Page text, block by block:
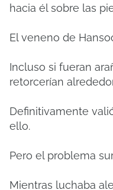
hacia él sobre las
El veneno de
Incluso si fueran
retorcerían
Definitivamente
ello.
Pero el problema
Mientras luchaba